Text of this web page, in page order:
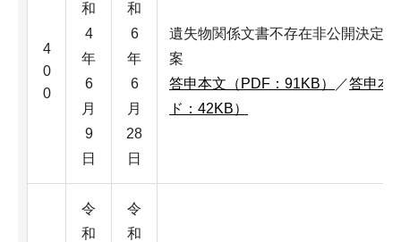
4
0
0
和
4
年
6
月
9
日
和
6
年
6
月
28
日
遺失物関係文書不存在非公開決定
案
答申本文（PDF：91KB）
／答申本
ド：42KB）
令
和
令
和